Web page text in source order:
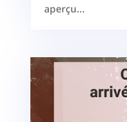
aperçu...